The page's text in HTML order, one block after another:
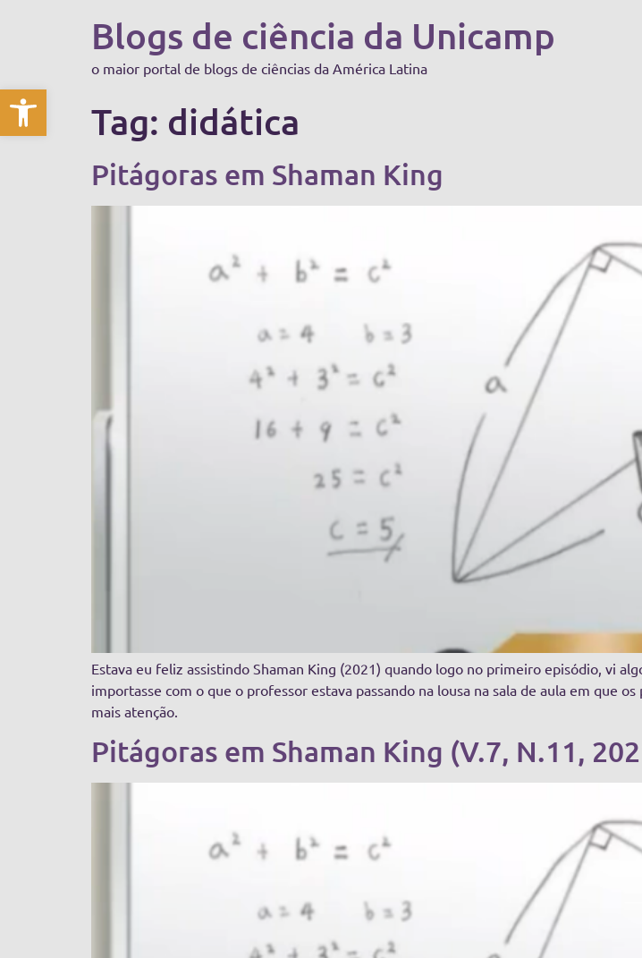
Abrir a barra de ferramentas
Blogs de ciência da Unicamp
o maior portal de blogs de ciências da América Latina
Tag: didática
Pitágoras em Shaman King
Estava eu feliz assistindo Shaman King (2021) quando logo no primeiro episódio, vi
importasse com o que o professor estava passando na lousa na sala de aula em que
mais atenção.
Pitágoras em Shaman King (V.7, N.11,